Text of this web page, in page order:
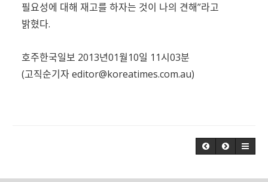
필요성에 대해 재고를 하자는 것이 나의 견해”라고
밝혔다.
호주한국일보 2013년01월10일 11시03분
(고직순기자editor@koreatimes.com.au)